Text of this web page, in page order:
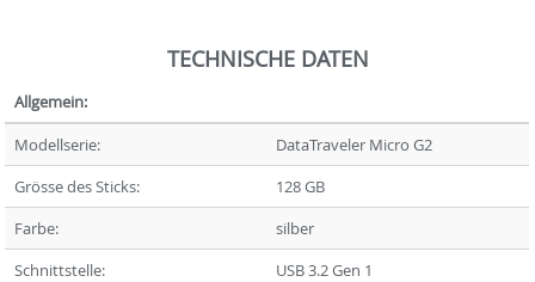
TECHNISCHE DATEN
Allgemein:
Modellserie:
DataTraveler Micro G2
Grösse des Sticks:
128 GB
Farbe:
silber
Schnittstelle:
USB 3.2 Gen 1